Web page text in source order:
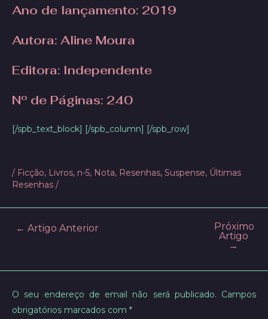
Ano de lançamento: 2019
Autora: Aline Moura
Editora: Independente
Nº de Páginas: 240
[/spb_text_block] [/spb_column] [/spb_row]
/ Ficção, Livros, n-5, Nota, Resenhas, Suspense, Últimas
Resenhas /
Post← Artigo Anterior
Próximo
Artigo
→
O seu endereço de email não será publicado. Campos
obrigatórios marcados com *